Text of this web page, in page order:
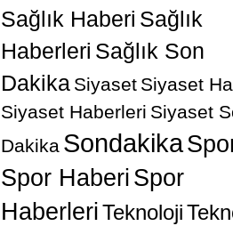
Sağlık Haberi Sağlık
Haberleri Sağlık Son
Dakika Siyaset Siyaset
Siyaset Haberleri Siyaset
Dakika Sondakika
Spor Haberi Spor
HaberleriTeknoloji